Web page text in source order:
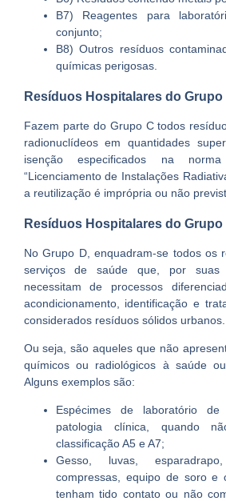
B7) Reagentes para
conjunto;
B8) Outros resíduos
químicas perigosas.
Resíduos Hospitalares do Grupo
Fazem parte do Grupo C todos
radionuclídeos em quantidades
isenção especificados na
“Licenciamento de Instalações
a reutilização é imprópria ou não
Resíduos Hospitalares do Grupo
No Grupo D, enquadram-se todos os
serviços de saúde que, por suas
necessitam de processos
acondicionamento, identificação e
considerados resíduos sólidos urbanos.
Ou seja, são aqueles que não
químicos ou radiológicos à saúde
Alguns exemplos são:
Espécimes de laboratório
patologia clínica, quando
classificação A5 e A7;
Gesso, luvas,
compressas, equipo de soro e
tenham tido contato ou não